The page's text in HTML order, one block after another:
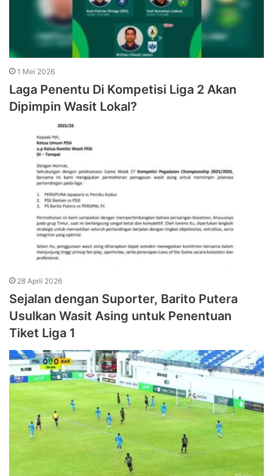
1 Mei 2026
Laga Penentu Di Kompetisi Liga 2 Akan
Dipimpin Wasit Lokal?
28 April 2026
Sejalan dengan Suporter, Barito Putera
Usulkan Wasit Asing untuk Penentuan
Tiket Liga 1